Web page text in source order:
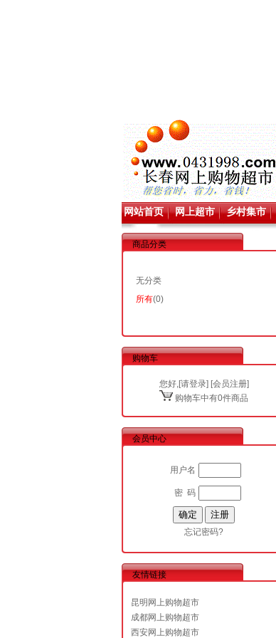
网站首页 网上超市 乡村集市
商品分类
无分类
所有(0)
购物车
您好,[请登录] [会员注册]
购物车中有0件商品
会员中心
用户名
密 码
忘记密码?
友情链接
昆明网上购物超市
成都网上购物超市
西安网上购物超市